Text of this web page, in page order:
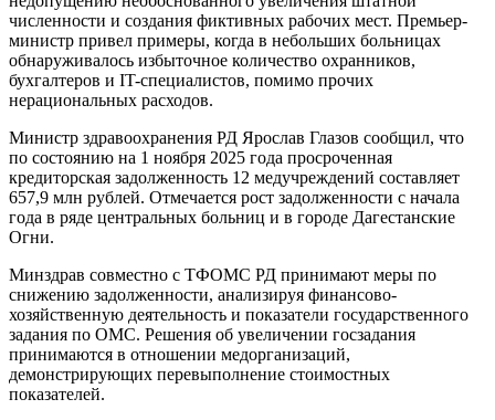
численности и создания фиктивных рабочих мест. Премьер-
министр привел примеры, когда в небольших больницах
обнаруживалось избыточное количество охранников,
бухгалтеров и IT-специалистов, помимо прочих
нерациональных расходов.
Министр здравоохранения РД Ярослав Глазов сообщил, что
по состоянию на 1 ноября 2025 года просроченная
кредиторская задолженность 12 медучреждений составляет
657,9 млн рублей. Отмечается рост задолженности с начала
года в ряде центральных больниц и в городе Дагестанские
Огни.
Минздрав совместно с ТФОМС РД принимают меры по
снижению задолженности, анализируя финансово-
хозяйственную деятельность и показатели государственного
задания по ОМС. Решения об увеличении госзадания
принимаются в отношении медорганизаций,
демонстрирующих перевыполнение стоимостных
показателей.